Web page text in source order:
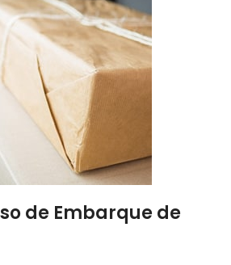
de Embarque de